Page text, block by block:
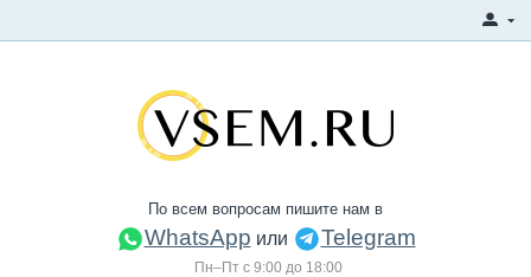
По всем вопросам пишите нам в
WhatsApp или Telegram
Пн–Пт с 9:00 до 18:00